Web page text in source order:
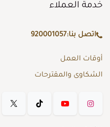
خدمة العملاء
اتصل بنا:920001057
أوقات العمل
الشكاوى والمقترحات